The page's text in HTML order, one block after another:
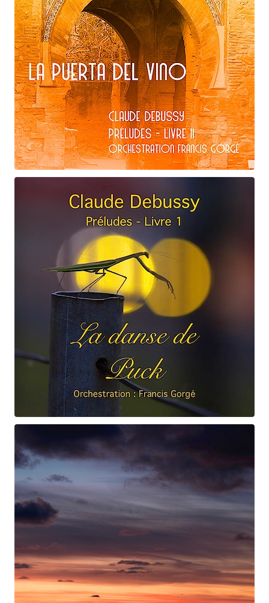
Claude Debussy
La puerta del vino
Claude Debussy
La danse de Puck